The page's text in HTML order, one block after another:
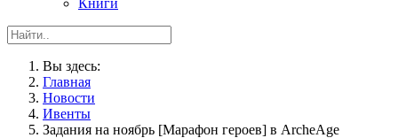
Книги
Вы здесь:
Главная
Новости
Ивенты
Задания на ноябрь [Марафон героев] в ArcheAge